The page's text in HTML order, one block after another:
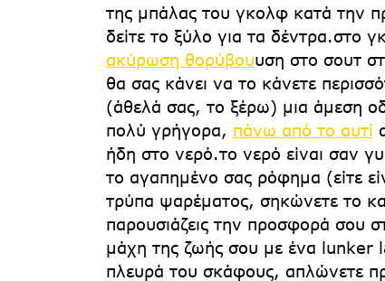
της μπάλας του γκολφ κατά την
δείτε το ξύλο για τα δέντρα.στο
ακύρωση θορύβουυση στο σουτ
θα σας κάνει να το κάνετε
(άθελά σας, το ξέρω) μια άμεση
πολύ γρήγορα, πάνω από το αυτί
ήδη στο νερό.το νερό είναι σαν
το αγαπημένο σας ρόφημα (είτε
τρύπα ψαρέματος, σηκώνετε το
παρουσιάζεις την προσφορά σου
μάχη της ζωής σου με ένα lunker
πλευρά του σκάφους, απλώνετε